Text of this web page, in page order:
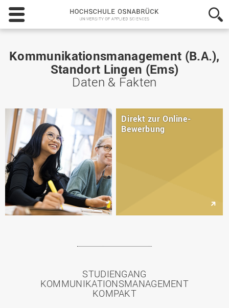
Hochschule
Osnabrück
-
of
Applied
Kommunikationsmanagement (B.A.),
Standort Lingen (Ems)
Daten & Fakten
Direkt zur Online-
Bewerbung
STUDIENGANG
KOMMUNIKATIONSMANAGEMENT
KOMPAKT